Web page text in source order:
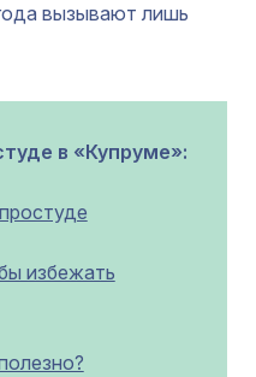
вызывают лишь
в «Купруме»:
избежать